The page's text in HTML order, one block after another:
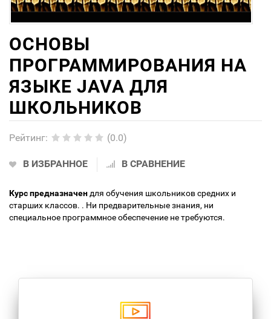
ОСНОВЫ
ПРОГРАММИРОВАНИЯ НА
ЯЗЫКЕ JAVA ДЛЯ
ШКОЛЬНИКОВ
Рейтинг: (0.0)
В ИЗБРАННОЕ В СРАВНЕНИЕ
Курс предназначендля обучения школьников средних и
старших классов. . Ни предварительные знания, ни
специальное программное обеспечение не требуются.